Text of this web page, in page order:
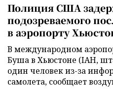
Полиция США
подозреваемого
в аэропорту
В международном
Буша в Хьюстоне (IAH,
один человек из-за
самолета, сообщает